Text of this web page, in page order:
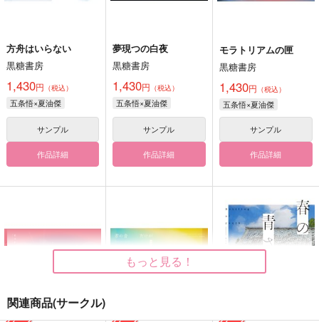
方舟はいらない
黒糖書房
1,430円 （税込）
五条悟×夏油傑
サンプル
作品詳細
夢現つの白夜
黒糖書房
1,430円 （税込）
五条悟×夏油傑
サンプル
作品詳細
モラトリアムの匣
黒糖書房
1,430円 （税込）
五条悟×夏油傑
サンプル
作品詳細
もっと見る！
関連商品(サークル)